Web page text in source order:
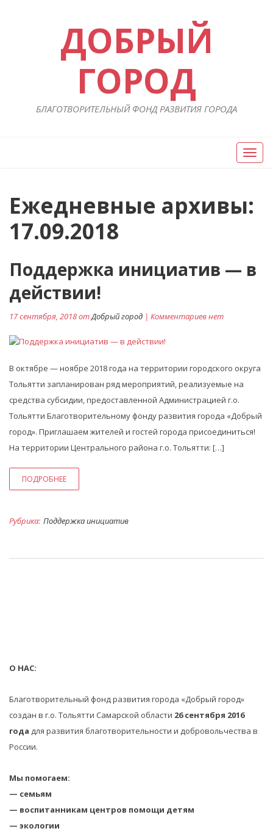
ДОБРЫЙ
ГОРОД
БЛАГОТВОРИТЕЛЬНЫЙ ФОНД РАЗВИТИЯ ГОРОДА
Вкл/
Выкл
Ежедневные архивы:
17.09.2018
Поддержка инициатив — в
действии!
17 сентября, 2018 отДобрый город | Комментариев нет
В октябре — ноябре 2018 года на территории городского округа
Тольятти запланирован ряд мероприятий, реализуемые на
средства субсидии, предоставленной Администрацией г.о.
Тольятти Благотворительному фонду развития города «Добрый
город». Приглашаем жителей и гостей города присоединиться!
На территории Центрального района г.о. Тольятти: […]
ПОДРОБНЕЕ
Рубрика: Поддержка инициатив
О НАС:
Благотворительный фонд развития города «Добрый город»
создан в г.о. Тольятти Самарской области 26 сентября 2016
года для развития благотворительности и добровольчества в
России.
Мы помогаем:
— семьям
— воспитанникам центров помощи детям
— экологии